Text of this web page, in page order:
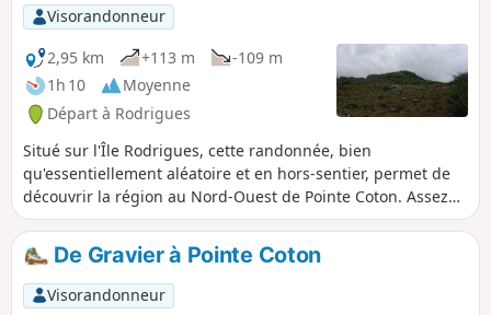
Visorandonneur
2,95 km
+113 m
-109 m
1h 10
Moyenne
Départ à Rodrigues
Situé sur l'Île Rodrigues, cette randonnée, bien
qu'essentiellement aléatoire et en hors-sentier, permet de
découvrir la région au Nord-Ouest de Pointe Coton. Assez
facile, elle offre de magnifiques panoramas sur cette
région, en particulier quand on arrive au sommet de la
montagne. On y découvre une partie méconnue de
Rodrigues qui est surnommé "la perle des Mascareignes".
De Gravier à Pointe Coton
Visorandonneur